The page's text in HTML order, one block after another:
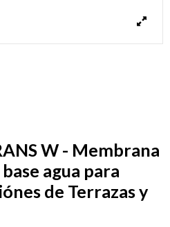
W - Membrana
agua para
de Terrazas y